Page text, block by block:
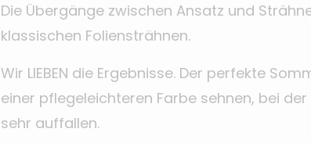
Die Übergänge zwischen Ansatz und
klassischen Foliensträhnen.
Wir LIEBEN die Ergebnisse. Der perfekte
einer pflegeleichteren Farbe sehnen, bei
sehr auffallen.